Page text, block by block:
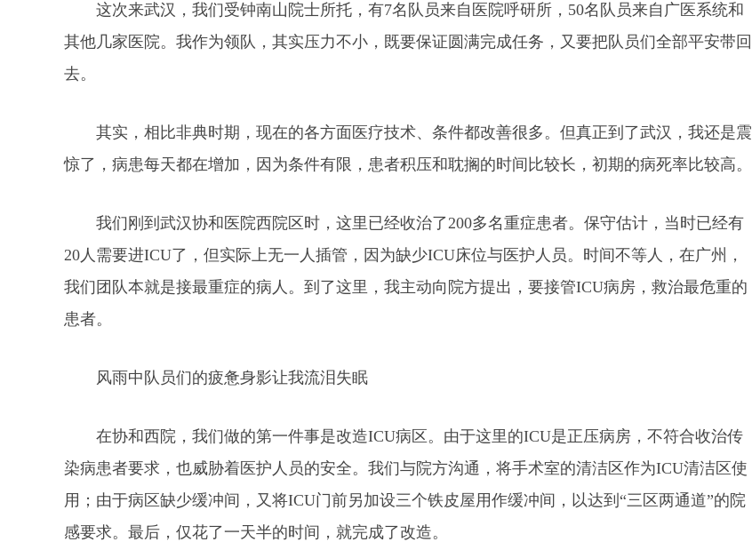
这次来武汉，我们受钟南山院士所托，有7名队员来自医院呼研所，50名队员来自广医系统和
其他几家医院。我作为领队，其实压力不小，既要保证圆满完成任务，又要把队员们全部平安带回
去。
其实，相比非典时期，现在的各方面医疗技术、条件都改善很多。但真正到了武汉，我还是震
惊了，病患每天都在增加，因为条件有限，患者积压和耽搁的时间比较长，初期的病死率比较高。
我们刚到武汉协和医院西院区时，这里已经收治了200多名重症患者。保守估计，当时已经有
20人需要进ICU了，但实际上无一人插管，因为缺少ICU床位与医护人员。时间不等人，在广州，
我们团队本就是接最重症的病人。到了这里，我主动向院方提出，要接管ICU病房，救治最危重的
患者。
风雨中队员们的疲惫身影让我流泪失眠
在协和西院，我们做的第一件事是改造ICU病区。由于这里的ICU是正压病房，不符合收治传
染病患者要求，也威胁着医护人员的安全。我们与院方沟通，将手术室的清洁区作为ICU清洁区使
用；由于病区缺少缓冲间，又将ICU门前另加设三个铁皮屋用作缓冲间，以达到“三区两通道”的院
感要求。最后，仅花了一天半的时间，就完成了改造。